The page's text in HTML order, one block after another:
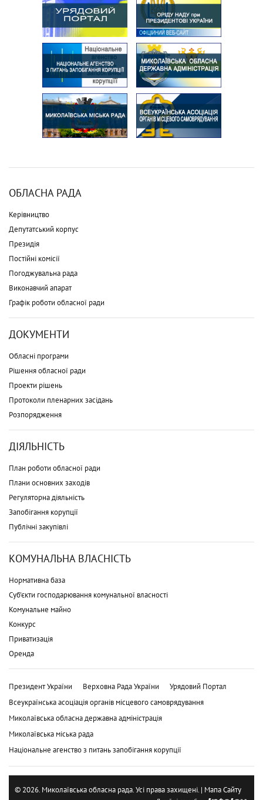
ОБЛАСНА РАДА
Керівництво
Депутатський корпус
Президія
Постійні комісії
Погоджувальна рада
Виконавчий апарат
Графік роботи обласної ради
ДОКУМЕНТИ
Обласні програми
Рішення обласної ради
Проекти рішень
Протоколи пленарних засідань
Розпорядження
ДІЯЛЬНІСТЬ
План роботи обласної ради
Плани основних заходів
Регуляторна діяльність
Запобігання корупції
Публічні закупівлі
КОМУНАЛЬНА ВЛАСНІСТЬ
Нормативна база
Суб'єкти господарювання комунальної власності
Комунальне майно
Конкурс
Приватизація
Оренда
Президент України Верховна Рада України
Урядовий Портал
Всеукраїнська асоціація органів місцевого самоврядування
Миколаївська обласна державна адміністрація
Миколаївська міська рада
Національне агенство з питань запобігання корупції
© 2026. Миколаївська обласна рада. Усі права захищені. | Мапа Сайту